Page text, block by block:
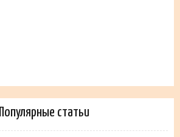
Популярные статьи